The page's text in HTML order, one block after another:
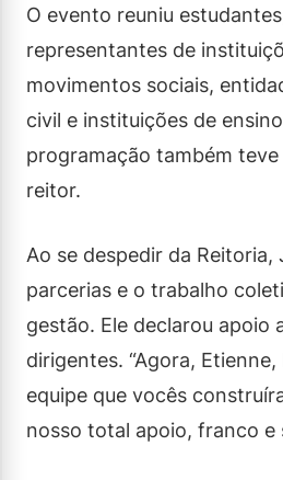
O evento reuniu
representantes de
movimentos sociais,
civil e instituições de
programação também
reitor.
Ao se despedir da Reitoria,
parcerias e o trabalho
gestão. Ele declarou apoio
dirigentes. “Agora,
equipe que vocês
nosso total apoio, franco e